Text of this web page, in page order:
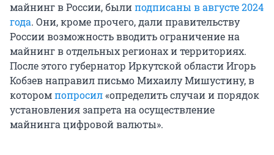
майнинг в России, былиподписаны в августе 2024
года. Они, кроме прочего, дали правительству
России возможность вводить ограничение на
майнинг в отдельных регионах и территориях.
После этого губернатор Иркутской области Игорь
Кобзев направил письмо Михаилу Мишустину, в
которомпопросил«определить случаи и порядок
установления запрета на осуществление
майнинга цифровой валюты».